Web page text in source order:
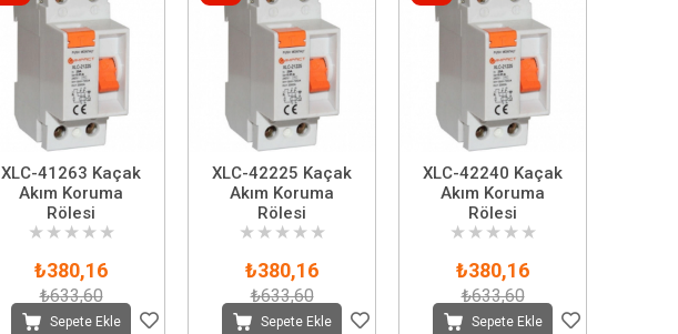
XLC-41263 Kaçak
Akım Koruma
Rölesi
★ ★ ★ ★ ★
₺380,16
₺633,60
Sepete Ekle
XLC-42225 Kaçak
Akım Koruma
Rölesi
★ ★ ★ ★ ★
₺380,16
₺633,60
Sepete Ekle
XLC-42240 Kaçak
Akım Koruma
Rölesi
★ ★ ★ ★ ★
₺380,16
₺633,60
Sepete Ekle